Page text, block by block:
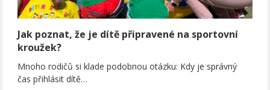
Jak poznat, že je dítě připravené na sportovní
kroužek?
Mnoho rodičů si klade podobnou otázku: Kdy je správný
čas přihlásit dítě…